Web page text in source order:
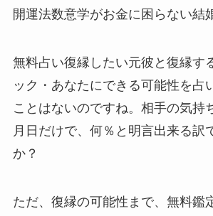
開運法数意学がお金に困らない結
無料占い復縁したい元彼と復縁す
ック・あなたにできる可能性を占
ことはないのですね。相手の気持
月日だけで、何％と明言出来る訳
か？
ただ、復縁の可能性まで、無料鑑